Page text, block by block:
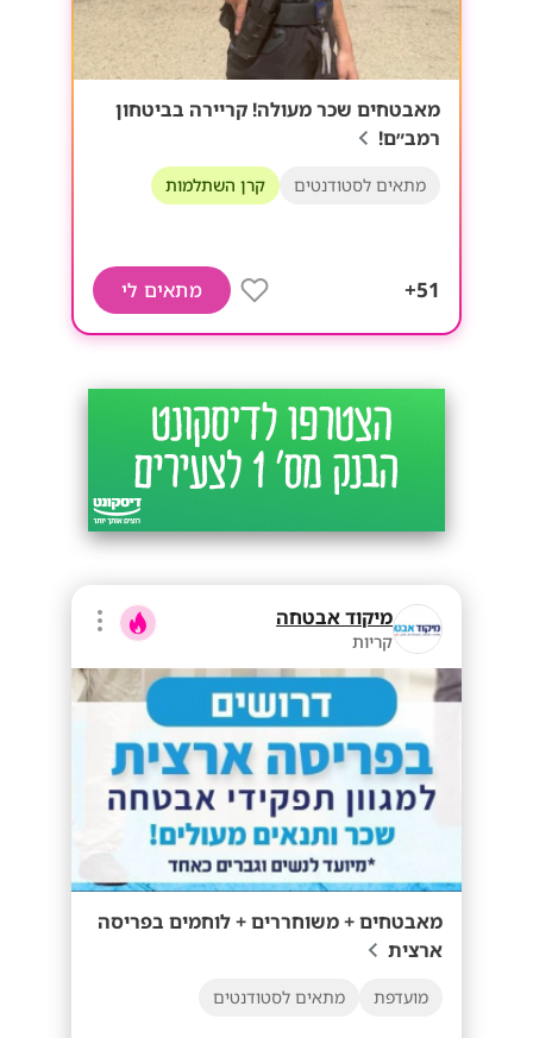
מאבטחים שכר מעולה! קריירה בביטחון
רמב״ם!
מתאים לסטודנטים קרן השתלמות
51+ מתאים לי
מיקוד אבטחה
קריות
מאבטחים + משוחררים + לוחמים בפריסה
ארצית
מועדפת מתאים לסטודנטים